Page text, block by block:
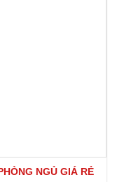
NGỦ GIÁ RẺ